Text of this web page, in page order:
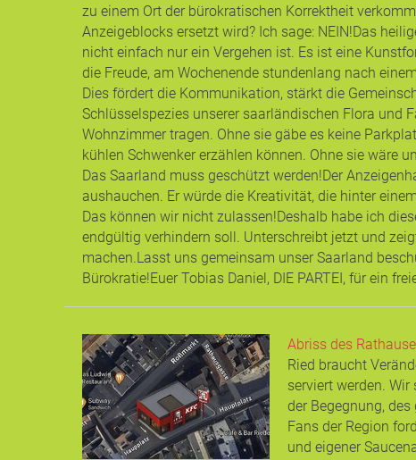
zu einem Ort der bürokratischen Korrektheit
Anzeigeblocks ersetzt wird? Ich sage: NEIN! ​Das
nicht einfach nur ein Vergehen ist. Es ist eine
die Freude, am Wochenende stundenlang nach
Dies fördert die Kommunikation, stärkt die
Schlüsselspezies unserer saarländischen Flora und
Wohnzimmer tragen. Ohne sie gäbe es keine
kühlen Schwenker erzählen können. Ohne sie wäre
Das Saarland muss geschützt werden! ​Der
aushauchen. Er würde die Kreativität, die hinter
Das können wir nicht zulassen! ​Deshalb habe ich
endgültig verhindern soll. Unterschreibt jetzt und
machen. ​Lasst uns gemeinsam unser Saarland
Bürokratie! ​Euer Tobias Daniel, DIE PARTEI, für ein
Abriss des
Ried braucht
serviert werden.
der Begegnung,
Fans der Region
und eigener